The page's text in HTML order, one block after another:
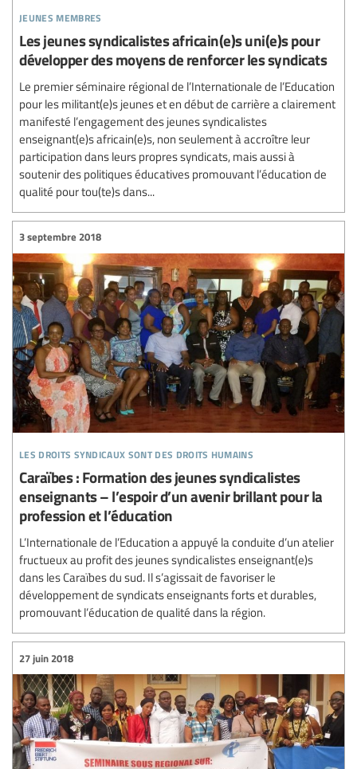
jeunes membres
Les jeunes syndicalistes africain(e)s uni(e)s pour
développer des moyens de renforcer les syndicats
Le premier séminaire régional de l’Internationale de l’Education
pour les militant(e)s jeunes et en début de carrière a clairement
manifesté l’engagement des jeunes syndicalistes
enseignant(e)s africain(e)s, non seulement à accroître leur
participation dans leurs propres syndicats, mais aussi à
soutenir des politiques éducatives promouvant l’éducation de
qualité pour tou(te)s dans...
les droits syndicaux sont des droits humains
3 septembre 2018
Caraïbes : Formation des jeunes syndicalistes
enseignants – l’espoir d’un avenir brillant pour la
profession et l’éducation
L’Internationale de l’Education a appuyé la conduite d’un atelier
fructueux au profit des jeunes syndicalistes enseignant(e)s
dans les Caraïbes du sud. Il s’agissait de favoriser le
développement de syndicats enseignants forts et durables,
promouvant l’éducation de qualité dans la région.
27 juin 2018